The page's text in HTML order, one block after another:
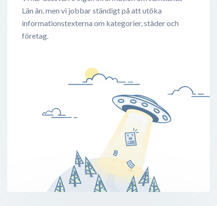
Län än, men vi jobbar ständigt på att utöka
informationstexterna om kategorier, städer och
företag.